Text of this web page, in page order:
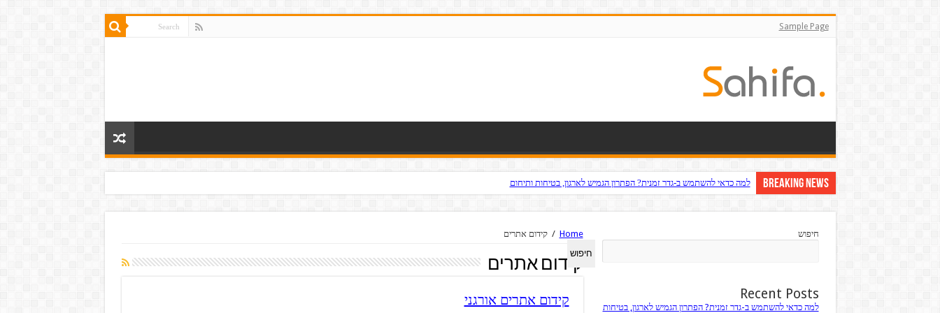
Sample Page
Breaking News למה כדאי להשתמש ב-גדר זמנית? הפתרון הגמיש לארגון, בטיחות ותיחום
Home
/ קידום אתרים
קידום אתרים
קידום אתרים אורגני
חיפוש
חיפוש
Recent Posts
למה כדאי להשתמש ב-גדר זמנית? הפתרון הגמיש לארגון, בטיחות